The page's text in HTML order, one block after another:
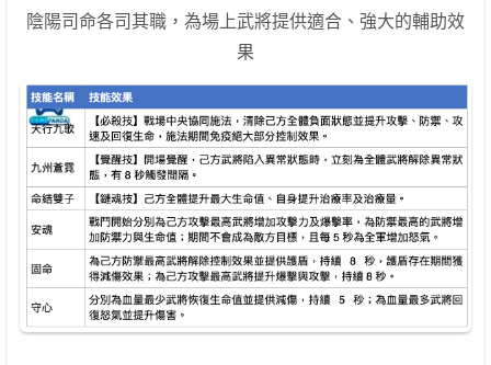
陰陽司命各司其職，為場上武將提供適合、強大的輔助效
果